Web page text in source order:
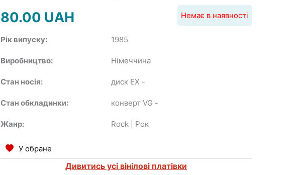
80.00 UAH Немає в наявності
Рік випуску: 1985
Виробництво: Нiмеччина
Стан носія: диск EX -
Стан обкладинки: конверт VG -
Жанр: Rock | Рок
У обране
Дивитись усі вінілові платівки